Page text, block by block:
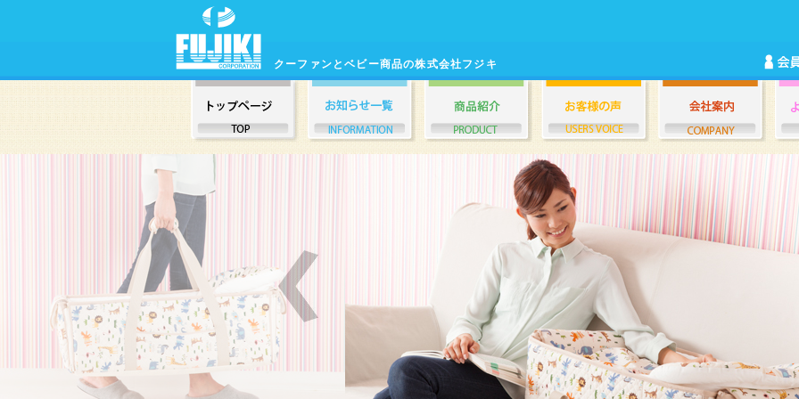
クーファンとベビー商品の株式会社フジキ